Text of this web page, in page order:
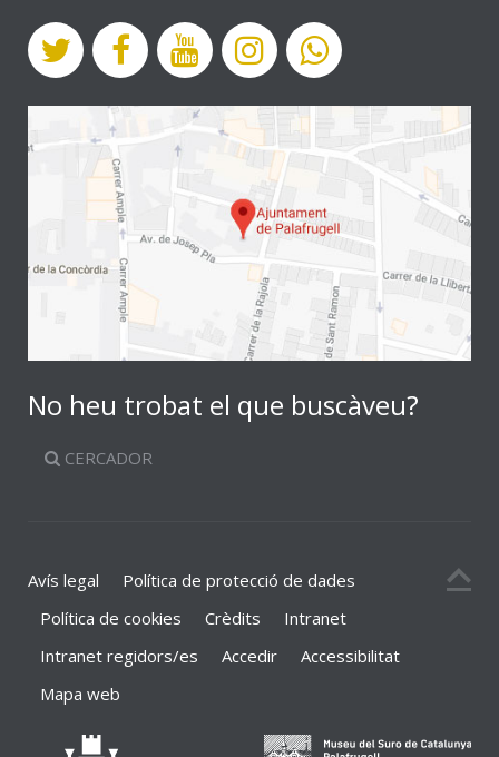
No heu trobat el que buscàveu?
CERCADOR
Avís legal
Política de protecció de dades
Política de cookies
Crèdits
Intranet
Intranet regidors/es
Accedir
Accessibilitat
Mapa web